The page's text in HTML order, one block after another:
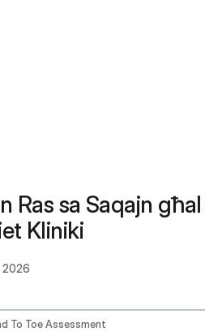
Ras sa Saqajn għal
Kliniki
2026
To Toe Assessment